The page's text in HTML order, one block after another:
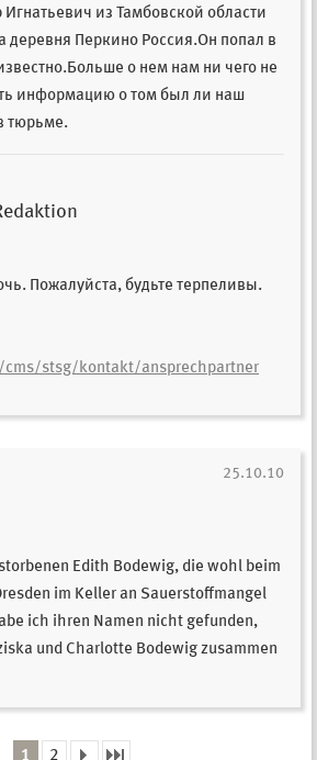
Игнатьевич из Тамбовской области
деревня Перкино Россия.Он попал в
о нем нам ни чего не
информацию о том был ли наш
тюрьме.
Пожалуйста, будьте терпеливы.
stsg/kontakt/ansprechpartner
25.10.10
Edith Bodewig, die wohl beim
im Keller an Sauerstoffmangel
ich ihren Namen nicht gefunden,
und Charlotte Bodewig zusammen
1 2